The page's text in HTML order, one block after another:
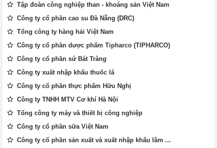
Tập đoàn công nghiệp than - khoáng sản Việt Nam
Công ty cổ phần cao su Đà Nẵng (DRC)
Tổng công ty hàng hải Việt Nam
Công ty cổ phần dược phẩm Tipharco (TIPHARCO)
Công ty cổ phần sứ Bát Tràng
Công ty xuất nhập khẩu thuốc lá
Công ty cổ phần thực phẩm Hữu Nghị
Công ty TNHH MTV Cơ khí Hà Nội
Tổng công ty máy và thiết bị công nghiệp
Công ty cổ phần sữa Việt Nam
Công ty cổ phần sản xuất và xuất nhập khẩu lâm ...